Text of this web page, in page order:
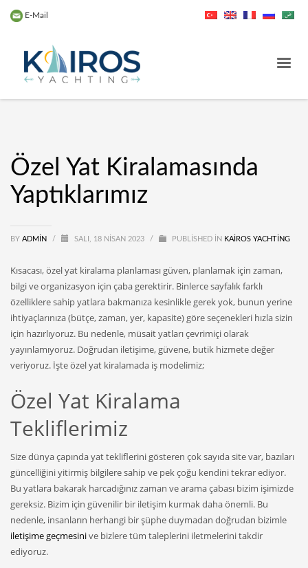
E-Mail
Özel Yat Kiralamasında
Yaptıklarımız
BY ADMIN / SALI, 18 NISAN 2023 / PUBLISHED IN KAIROS YACHTING
Kısacası, özel yat kiralama planlaması güven, planlamak için zaman,
bilgi ve organizasyon için çaba gerektirir. Binlerce sayfalık farklı
özelliklere sahip yatlara bakmanıza kesinlikle gerek yok, bunun yerine
ihtiyaçlarınıza (bütçe, zaman, yer, kapasite) göre seçenekleri hızla sizin
için hazırlıyoruz. Bu nedenle, müsait yatları çevrimiçi olarak
yayınlamıyoruz. Doğrudan iletişime, güvene, butik hizmete değer
veriyoruz. İşte özel yat kiralamada iş modelimiz;
Özel Yat Kiralama
Tekliflerimiz
Size dünya çapında yat tekliflerini gösteren çok sayıda site var, bazıları
güncelliğini yitirmiş bilgilere sahip ve pek çoğu kendini tekrar ediyor.
Bu yatlara bakarak harcadığınız zaman ve arama çabası bizim işimizde
gereksiz. Bizim için güvenilir bir iletişim kurmak daha önemli. Bu
nedenle, insanların herhangi bir şüphe duymadan doğrudan bizimle
iletişime geçmesinive bizlere tüm taleplerini iletmelerini takdir
ediyoruz.